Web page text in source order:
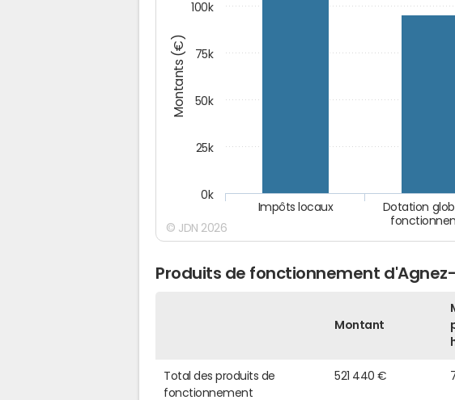
Montants (€)
Dotation
Impôts locaux
0k
25k
50k
75k
100k
© JDN 2026
Produits de fonctionnement
Montant
Total des produits de
fonctionnement
521 440 €